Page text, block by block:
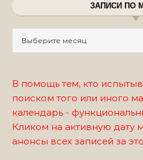
ЗАПИСИ ПО
В помощь тем, кто
поиском того или иного
календарь -
Кликом на активную дату
анонсы всех записей за